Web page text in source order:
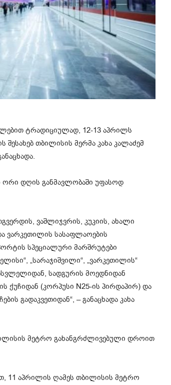
ტრადიციულად, 12-13 აპრილს
თბილისის მერმა კახა კალაძემ
ორი დღის განმავლობაში უფასოდ
ვაშლიჯვრის, კუკიის, ახალი
ვარკეთილის სასაფლაოების
სპეციალური მარშრუტები
„სარაჯიშვილი“, „ვარკეთილის“
სადგურის მოედნიდან
ქუჩიდან (კორპუსი N25-ის პირდაპირ) და
გადაკვეთიდან“, – განაცხადა კახა
მეტრო გახანგრძლივებული დროით
11 აპრილის ღამეს თბილისის მეტრო